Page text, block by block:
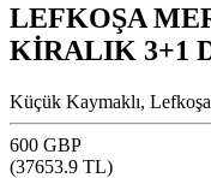
LEFKOŞA
KİRALIK 3+1
Küçük Kaymaklı, Lefkoşa
600 GBP
(37653.9 TL)